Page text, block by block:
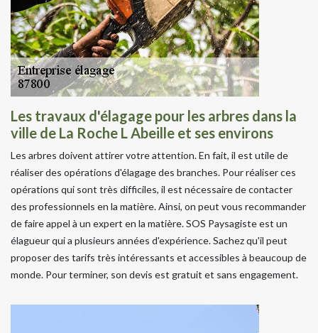
Les travaux d'élagage pour les arbres dans la
ville de La Roche L Abeille et ses environs
Les arbres doivent attirer votre attention. En fait, il est utile de
réaliser des opérations d'élagage des branches. Pour réaliser ces
opérations qui sont très difficiles, il est nécessaire de contacter
des professionnels en la matière. Ainsi, on peut vous recommander
de faire appel à un expert en la matière. SOS Paysagiste est un
élagueur qui a plusieurs années d'expérience. Sachez qu'il peut
proposer des tarifs très intéressants et accessibles à beaucoup de
monde. Pour terminer, son devis est gratuit et sans engagement.